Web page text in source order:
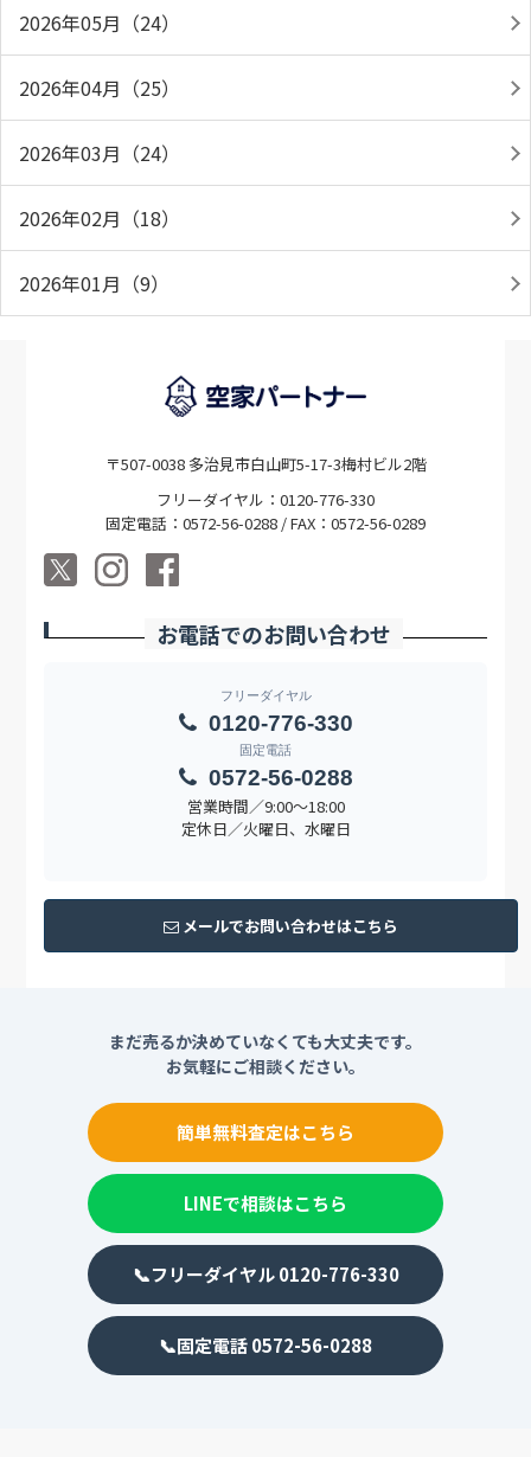
2026年05月（24）
2026年04月（25）
2026年03月（24）
2026年02月（18）
2026年01月（9）
〒507-0038 多治見市白山町5-17-3梅村ビル2階
フリーダイヤル：0120-776-330
固定電話：0572-56-0288 / FAX：0572-56-0289
お電話でのお問い合わせ
営業時間／9:00〜18:00
定休日／火曜日、水曜日
フリーダイヤル
0120-776-330
固定電話
0572-56-0288
メールでお問い合わせはこちら
まだ売るか決めていなくても大丈夫です。
お気軽にご相談ください。
簡単無料査定はこちら
LINEで相談はこちら
📞フリーダイヤル 0120-776-330
📞固定電話 0572-56-0288